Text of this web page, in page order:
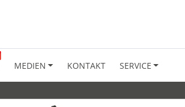
MEDIEN KONTAKT SERVICE